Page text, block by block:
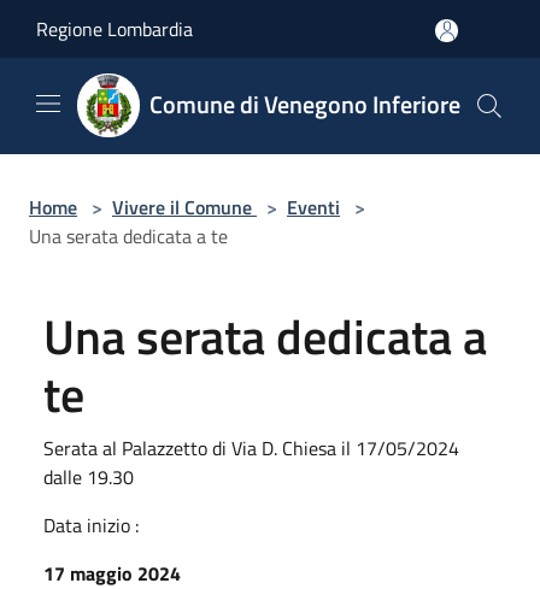
Regione Lombardia
Comune di Venegono Inferiore
Home > Vivere il Comune > Eventi >
Una serata dedicata a te
Una serata dedicata a
te
Serata al Palazzetto di Via D. Chiesa il 17/05/2024
dalle 19.30
Data inizio :
17 maggio 2024